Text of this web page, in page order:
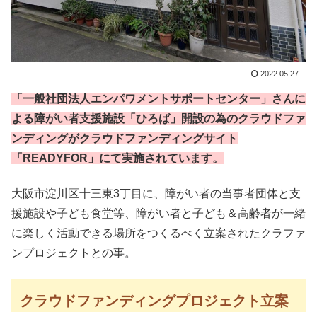
2022.05.27
「一般社団法人エンパワメントサポートセンター」さんに
よる障がい者支援施設「ひろば」開設の為のクラウドファ
ンディングがクラウドファンディングサイト
「READYFOR」にて実施されています。
大阪市淀川区十三東3丁目に、障がい者の当事者団体と支
援施設や子ども食堂等、障がい者と子ども＆高齢者が一緒
に楽しく活動できる場所をつくるべく立案されたクラファ
ンプロジェクトとの事。
クラウドファンディングプロジェクト立案